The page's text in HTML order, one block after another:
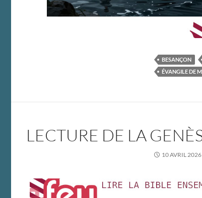
BESANÇON
ÉVANGILE DE
LECTURE DE LA
10 AVRIL 2026